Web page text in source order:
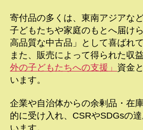
寄付品の多くは、東南アジアな
子どもたちや家庭のもとへ届け
高品質な中古品」として喜ばれて
また、販売によって得られた収
外の子どもたちへの支援」 資金
います。
企業や自治体からの余剰品・在
的に受け入れ、CSRやSDGsの